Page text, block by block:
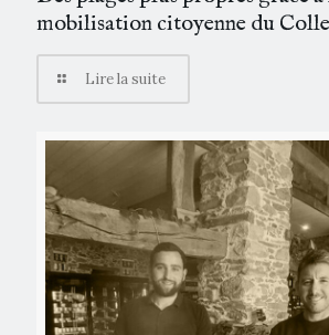
mobilisation citoyenne du
Lire la suite